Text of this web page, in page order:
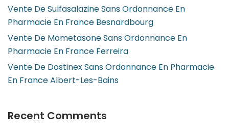
Vente De Sulfasalazine Sans Ordonnance En
Pharmacie En France Besnardbourg
Vente De Mometasone Sans Ordonnance En
Pharmacie En France Ferreira
Vente De Dostinex Sans Ordonnance En Pharmacie
En France Albert-Les-Bains
Recent Comments